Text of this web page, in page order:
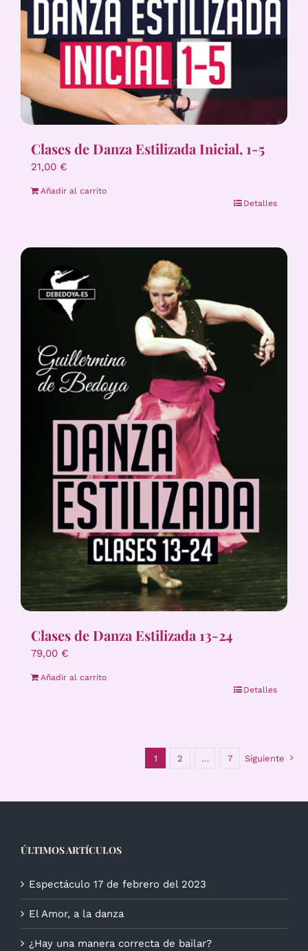
Clases de Danza Estilizada Inicial, 1-5
21,00 €
Añadir al carrito
Detalles
Clases de Danza Estilizada 13-24
79,00 €
Añadir al carrito
Detalles
1 2 … 7 Siguiente
ÚLTIMOS ARTÍCULOS
Espectáculo 17 de febrero del 2023
El Amor, a la danza
¿Hay una manera correcta de bailar?